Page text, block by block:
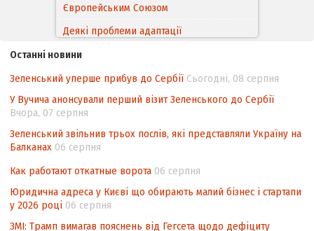
Європейським Cоюзом
Деякі проблеми адаптації
походження товарів відповідно до
Угоди про торговельні аспекти прав
інтелектуальної власності (TRIPS) у
контексті євроінтеграції
Аналіз виборчого законодавства щодо
невизначеності механізму повторного
Інформаційна безпека суспільства
Останні новини
Зеленський уперше прибув до Сербії Сьогодні, 08 серпня
У Вучича анонсували перший візит Зеленського до Сербії
Вчора, 07 серпня
Зеленський звільнив трьох послів, які представляли Україну на
Балканах 06 серпня
Как работают откатные ворота 06 серпня
Юридична адреса у Києві що обирають малий бізнес і стартапи
у 2026 році 06 серпня
ЗМІ: Трамп вимагав пояснень від Гегсета щодо дефіциту